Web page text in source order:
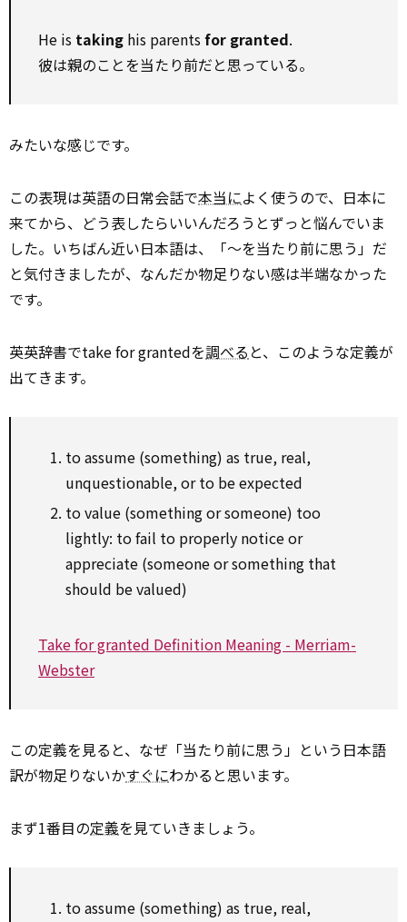
He is taking his parents for granted.
彼は親のことを当たり前だと思っている。
みたいな感じです。
この表現は英語の日常会話で本当によく使うので、日本に
来てから、どう表したらいいんだろうとずっと悩んでいま
した。いちばん近い日本語は、「～を当たり前に思う」だ
と気付きましたが、なんだか物足りない感は半端なかった
です。
英英辞書でtake for grantedを調べる と、このような定義が
出てきます。
to assume (something) as true, real,
unquestionable, or to be expected
to value (something or someone) too
lightly: to fail to properly notice or
appreciate (someone or something that
should be valued)
Take for granted Definition Meaning - Merriam-
Webster
この定義を見ると、なぜ「当たり前に思う」という日本語
訳が物足りないかすぐにわかると思います。
まず1番目の定義を見ていきましょう。
to assume (something) as true, real,